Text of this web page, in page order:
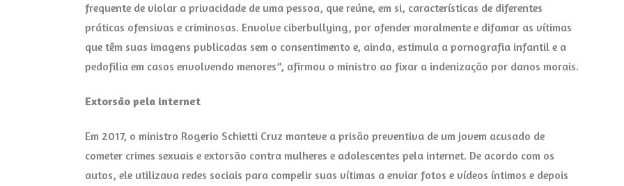
frequente de violar a privacidade de uma pessoa, que reúne, em si, características de diferentes
práticas ofensivas e criminosas. Envolve ciberbullying, por ofender moralmente e difamar as vítimas
que têm suas imagens publicadas sem o consentimento e, ainda, estimula a pornografia infantil e a
pedofilia em casos envolvendo menores”, afirmou o ministro ao fixar a indenização por danos morais.
Extorsão pela internet
Em 2017, o ministro Rogerio Schietti Cruz manteve a prisão preventiva de um jovem acusado de
cometer crimes sexuais e extorsão contra mulheres e adolescentes pela internet. De acordo com os
autos, ele utilizava redes sociais para compelir suas vítimas a enviar fotos e vídeos íntimos e depois